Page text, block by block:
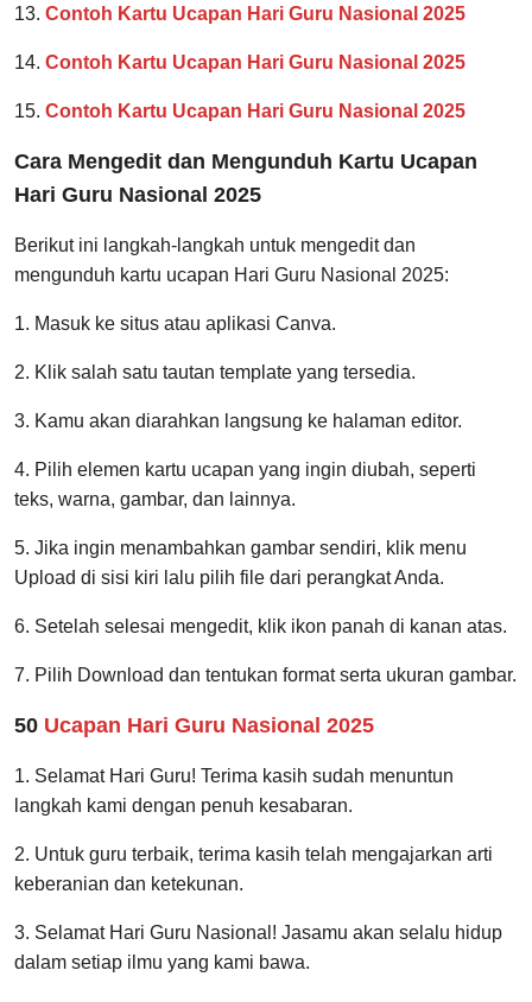
13. Contoh Kartu Ucapan Hari Guru Nasional 2025
14. Contoh Kartu Ucapan Hari Guru Nasional 2025
15. Contoh Kartu Ucapan Hari Guru Nasional 2025
Cara Mengedit dan Mengunduh Kartu Ucapan
Hari Guru Nasional 2025
Berikut ini langkah-langkah untuk mengedit dan
mengunduh kartu ucapan Hari Guru Nasional 2025:
1. Masuk ke situs atau aplikasi Canva.
2. Klik salah satu tautan template yang tersedia.
3. Kamu akan diarahkan langsung ke halaman editor.
4. Pilih elemen kartu ucapan yang ingin diubah, seperti
teks, warna, gambar, dan lainnya.
5. Jika ingin menambahkan gambar sendiri, klik menu
Upload di sisi kiri lalu pilih file dari perangkat Anda.
6. Setelah selesai mengedit, klik ikon panah di kanan atas.
7. Pilih Download dan tentukan format serta ukuran gambar.
50 Ucapan Hari Guru Nasional 2025
1. Selamat Hari Guru! Terima kasih sudah menuntun
langkah kami dengan penuh kesabaran.
2. Untuk guru terbaik, terima kasih telah mengajarkan arti
keberanian dan ketekunan.
3. Selamat Hari Guru Nasional! Jasamu akan selalu hidup
dalam setiap ilmu yang kami bawa.